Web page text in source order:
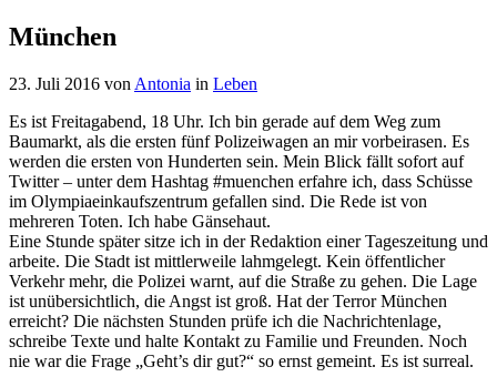
München
23. Juli 2016 von Antonia in Leben
Es ist Freitagabend, 18 Uhr. Ich bin gerade auf dem Weg zum
Baumarkt, als die ersten fünf Polizeiwagen an mir vorbeirasen. Es
werden die ersten von Hunderten sein. Mein Blick fällt sofort auf
Twitter – unter dem Hashtag #muenchen erfahre ich, dass Schüsse
im Olympiaeinkaufszentrum gefallen sind. Die Rede ist von
mehreren Toten. Ich habe Gänsehaut.
Eine Stunde später sitze ich in der Redaktion einer Tageszeitung und
arbeite. Die Stadt ist mittlerweile lahmgelegt. Kein öffentlicher
Verkehr mehr, die Polizei warnt, auf die Straße zu gehen. Die Lage
ist unübersichtlich, die Angst ist groß. Hat der Terror München
erreicht? Die nächsten Stunden prüfe ich die Nachrichtenlage,
schreibe Texte und halte Kontakt zu Familie und Freunden. Noch
nie war die Frage „Geht’s dir gut?“ so ernst gemeint. Es ist surreal.